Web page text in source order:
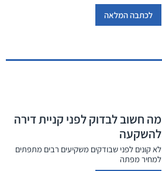
לכתבה המלאה
מה חשוב לבדוק לפני קניית דירה
להשקעה
לא קונים לפני שבודקים משקיעים רבים מתפתים
למחיר מפתה